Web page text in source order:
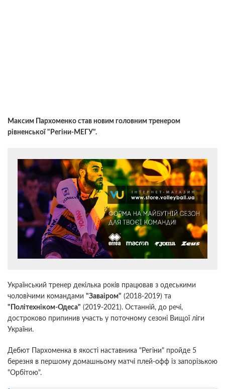
Максим Пархоменко став новим головним тренером
рівненської "Регіни-МЕГУ".
Український тренер декілька років працював з одеськими
чоловічими командами "Заваіром" (2018-2019) та
"Політехніком-Одеса" (2019-2021). Останній, до речі,
достроково припинив участь у поточному сезоні Вищої ліги
України.
Дебют Пархоменка в якості наставника "Регіни" пройде 5
березня в першому домашньому матчі плей-офф із запорізькою
"Орбітою".